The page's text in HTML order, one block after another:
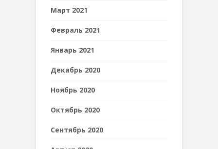
Март 2021
Февраль 2021
Январь 2021
Декабрь 2020
Ноябрь 2020
Октябрь 2020
Сентябрь 2020